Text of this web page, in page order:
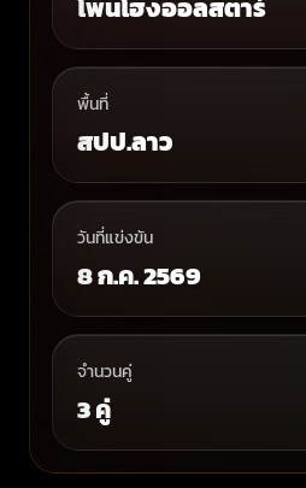
โพนโฮงออลสตาร์
พื้นที่
สปป.ลาว
วันที่แข่งขัน
8 ก.ค. 2569
จำนวนคู่
3 คู่